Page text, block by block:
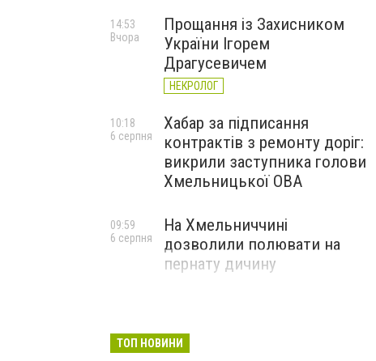
Прощання із Захисником
України Ігорем
Драгусевичем
НЕКРОЛОГ
14:53
Вчора
Хабар за підписання
контрактів з ремонту доріг:
викрили заступника голови
Хмельницької ОВА
10:18
6 серпня
На Хмельниччині
дозволили полювати на
пернату дичину
09:59
6 серпня
ТОП НОВИНИ